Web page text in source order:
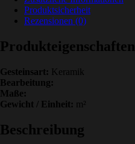
Produktsicherheit
Rezensionen (0)
Produkteigenschaften
Gesteinsart: Keramik
Bearbeitung:
Maße:
Gewicht / Einheit: m²
Beschreibung